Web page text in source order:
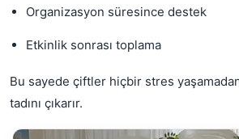
Organizasyon süresince destek
Etkinlik sonrası toplama
Bu sayede çiftler hiçbir stres
tadını çıkarır.